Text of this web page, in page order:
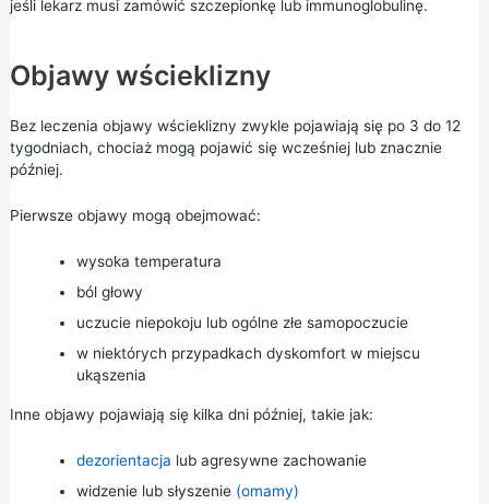
jeśli lekarz musi zamówić szczepionkę lub immunoglobulinę.
Objawy wścieklizny
Bez leczenia objawy wścieklizny zwykle pojawiają się po 3 do 12
tygodniach, chociaż mogą pojawić się wcześniej lub znacznie
później.
Pierwsze objawy mogą obejmować:
wysoka temperatura
ból głowy
uczucie niepokoju lub ogólne złe samopoczucie
w niektórych przypadkach dyskomfort w miejscu
ukąszenia
Inne objawy pojawiają się kilka dni później, takie jak:
dezorientacja lub agresywne zachowanie
widzenie lub słyszenie (omamy)